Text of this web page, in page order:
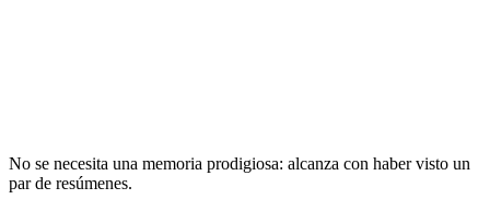
No se necesita una memoria prodigiosa: alcanza con haber visto un
par de resúmenes.